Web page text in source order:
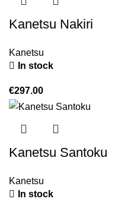
Kanetsu Nakiri
Kanetsu
In stock
€297.00
Kanetsu Santoku
Kanetsu
In stock